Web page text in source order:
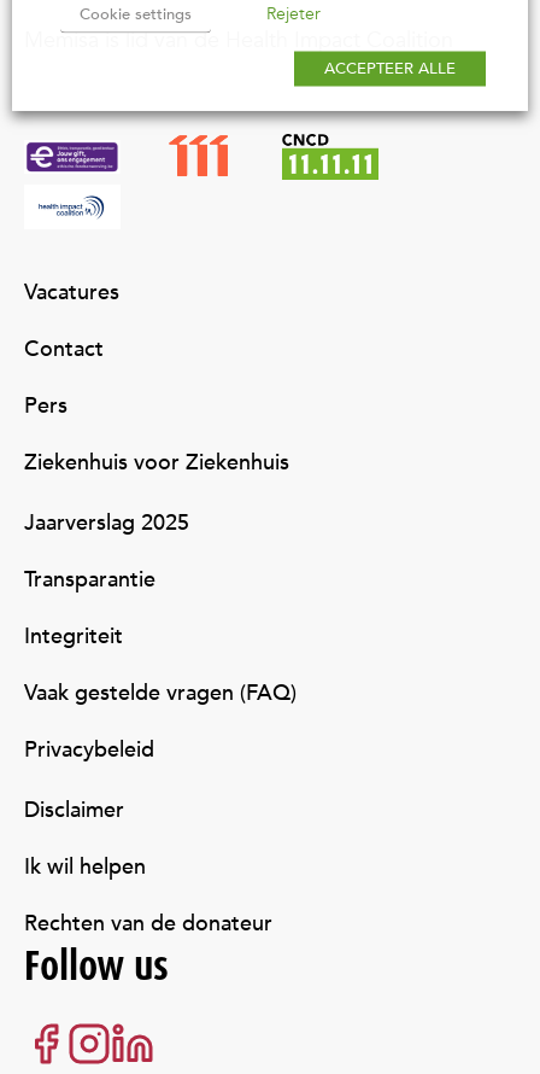
Memisa is lid van de Health Impact Coalition
Vacatures
Contact
Pers
Ziekenhuis voor Ziekenhuis
Jaarverslag 2025
Transparantie
Integriteit
Vaak gestelde vragen (FAQ)
Privacybeleid
Disclaimer
Ik wil helpen
Rechten van de donateur
Follow us
Cookie settings Rejeter
ACCEPTEER ALLE